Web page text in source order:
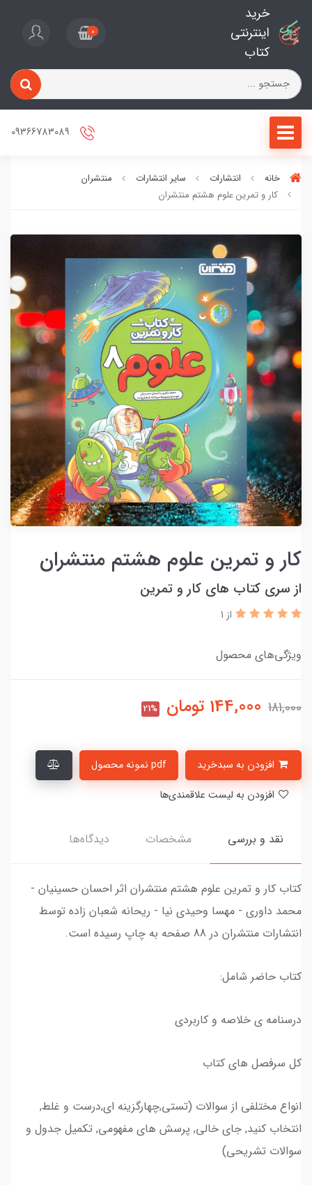
خرید
اینترنتی
کتاب
0
خانه انتشارات سایر انتشارات
منتشران
کار و تمرین علوم هشتم منتشران
کار و تمرین علوم هشتم منتشران
از سری کتاب های کار و تمرین
از 1
ویژگی‌های محصول
181,000
144,000 تومان 21%
pdf نمونه محصول
نقد و بررسی مشخصات دیدگاه‌ها
کتاب کار و تمرین علوم هشتم منتشران اثر احسان حسینیان -
محمد داوری - مهسا وحیدی نیا - ریحانه شعبان زاده توسط
انتشارات منتشران در 88 صفحه به چاپ رسیده است.
کتاب حاضر شامل:
درسنامه ی خلاصه و کاربردی
کل سرفصل های کتاب
انواع مختلفی از سوالات (تستی,چهارگزینه ای,درست و غلط,
انتخاب کنید, جای خالی, پرسش های مفهومی, تکمیل جدول و
سوالات تشریحی)